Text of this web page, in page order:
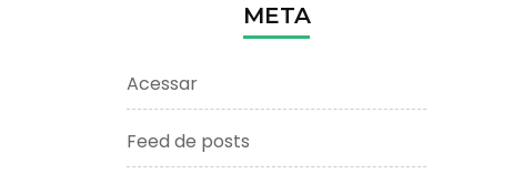
META
Acessar
Feed de posts